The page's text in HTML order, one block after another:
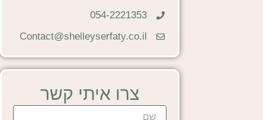
054-2221353
Contact@shelleyserfaty.co.il
צרו איתי קשר
שם